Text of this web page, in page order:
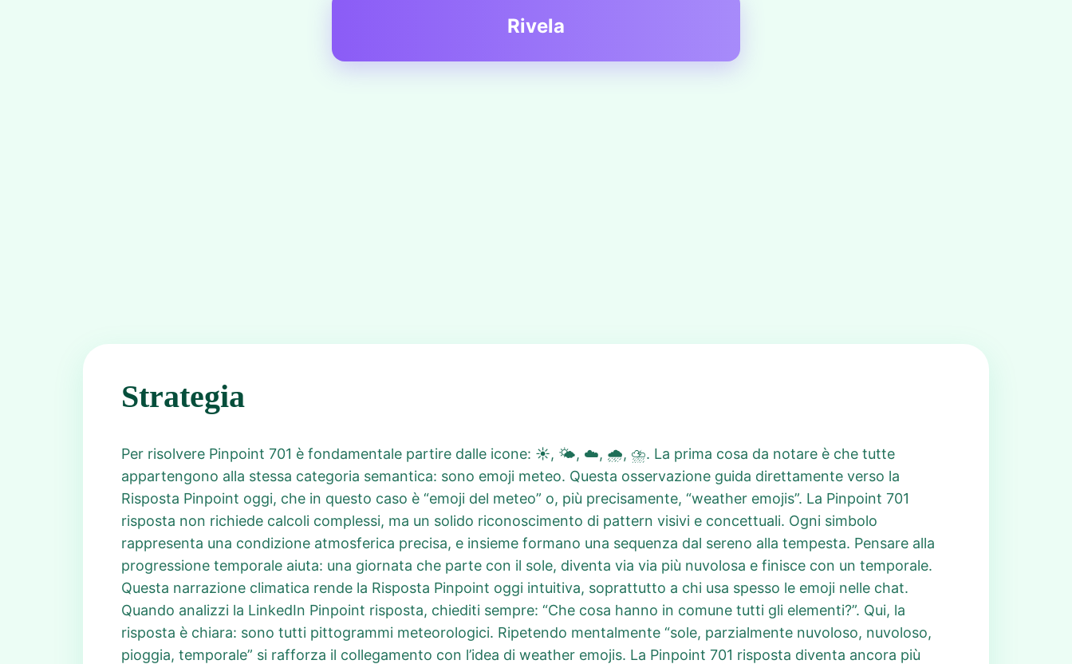
Rivela
Strategia
Per risolvere Pinpoint 701 è fondamentale partire dalle icone: ☀️, 🌤️, ☁️, 🌧️, ⛈️. La prima cosa da notare è che tutte
appartengono alla stessa categoria semantica: sono emoji meteo. Questa osservazione guida direttamente verso la
Risposta Pinpoint oggi, che in questo caso è “emoji del meteo” o, più precisamente, “weather emojis”. La Pinpoint 701
risposta non richiede calcoli complessi, ma un solido riconoscimento di pattern visivi e concettuali. Ogni simbolo
rappresenta una condizione atmosferica precisa, e insieme formano una sequenza dal sereno alla tempesta. Pensare alla
progressione temporale aiuta: una giornata che parte con il sole, diventa via via più nuvolosa e finisce con un temporale.
Questa narrazione climatica rende la Risposta Pinpoint oggi intuitiva, soprattutto a chi usa spesso le emoji nelle chat.
Quando analizzi la LinkedIn Pinpoint risposta, chiediti sempre: “Che cosa hanno in comune tutti gli elementi?”. Qui, la
risposta è chiara: sono tutti pittogrammi meteorologici. Ripetendo mentalmente “sole, parzialmente nuvoloso, nuvoloso,
pioggia, temporale” si rafforza il collegamento con l’idea di weather emojis. La Pinpoint 701 risposta diventa ancora più